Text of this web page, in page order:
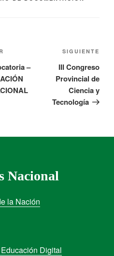
–
SIGUIENTE
III Congreso
Provincial de
Ciencia y
Tecnología
Nacional
la Nación
Digital